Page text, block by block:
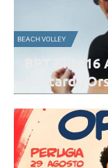
MONDIALE PER CLUB
sede: la
due
L’edizione
il club